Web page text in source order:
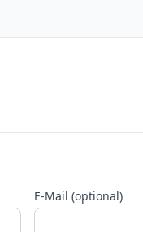
E-Mail (optional)